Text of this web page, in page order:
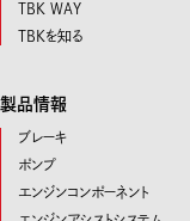
TBK WAY
TBKを知る
製品情報
ブレーキ
ポンプ
エンジンコンポーネント